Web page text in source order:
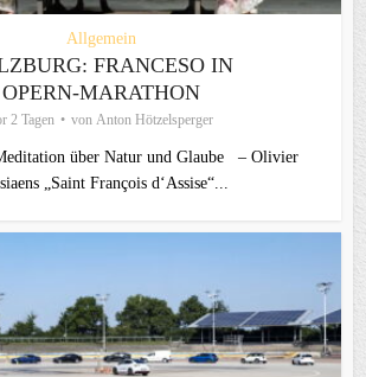
Allgemein
FRANCESO IN
OPERN-MARATHON
2 Tagen von Anton Hötzelsperger
über Natur und Glaube – Olivier
„Saint François d‘Assise“...